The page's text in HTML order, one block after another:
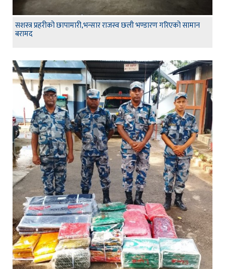
सशस्त्र प्रहरीको छापामारी,भन्सार राजस्व छली भण्डारण गरिएको सामान
बरामद